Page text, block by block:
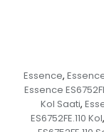
Essence, Essence
Essence
Kol Saati,
ES6752FE.110 Kol,